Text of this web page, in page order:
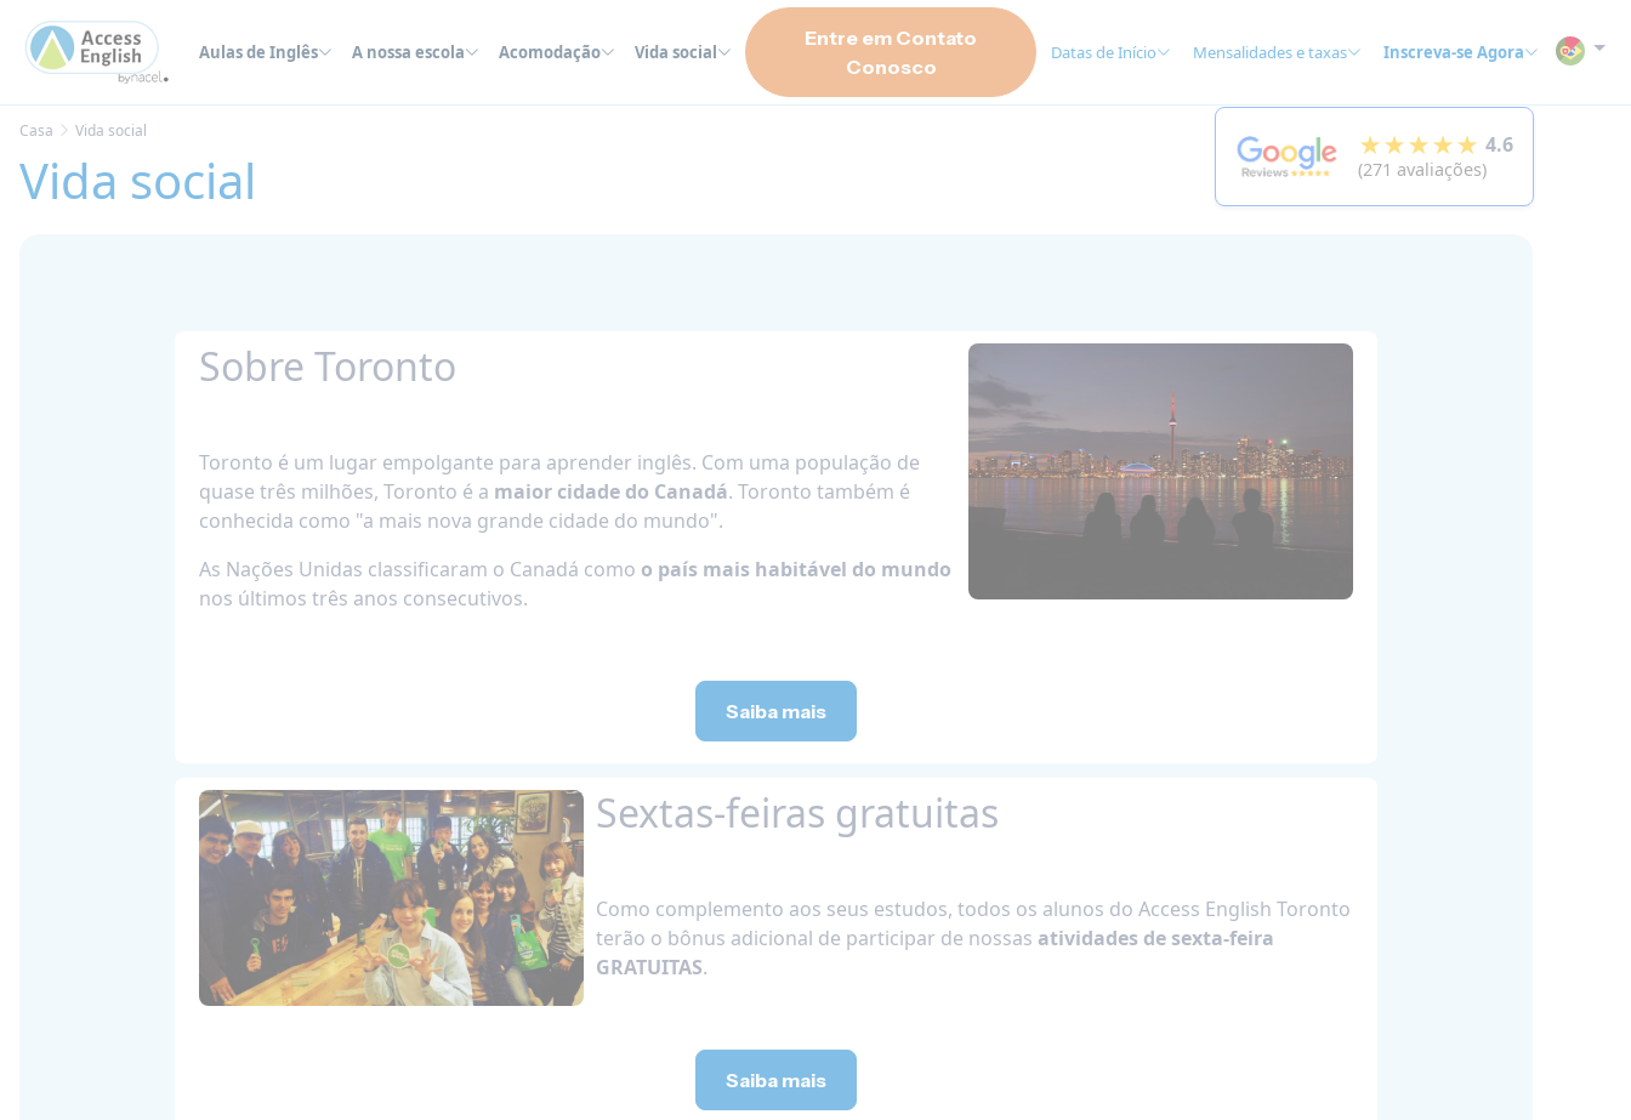
Aulas de Inglês A nossa escola Acomodação Vida social
Entre em Contato
Conosco
Datas de Início Mensalidades e taxas Inscreva-se Agora
★★★★★ 4.6
(271 avaliações)
Casa Vida social
Vida social
Sobre Toronto
Toronto é um lugar empolgante para aprender inglês. Com uma população de
quase três milhões, Toronto é a maior cidade do Canadá. Toronto também é
conhecida como "a mais nova grande cidade do mundo".
As Nações Unidas classificaram o Canadá como o país mais habitável do mundo
nos últimos três anos consecutivos.
Saiba mais
Sextas-feiras gratuitas
Como complemento aos seus estudos, todos os alunos do Access English Toronto
terão o bônus adicional de participar de nossas atividades de sexta-feira
GRATUITAS.
Saiba mais
Painel de Gerenciamento de Cookies